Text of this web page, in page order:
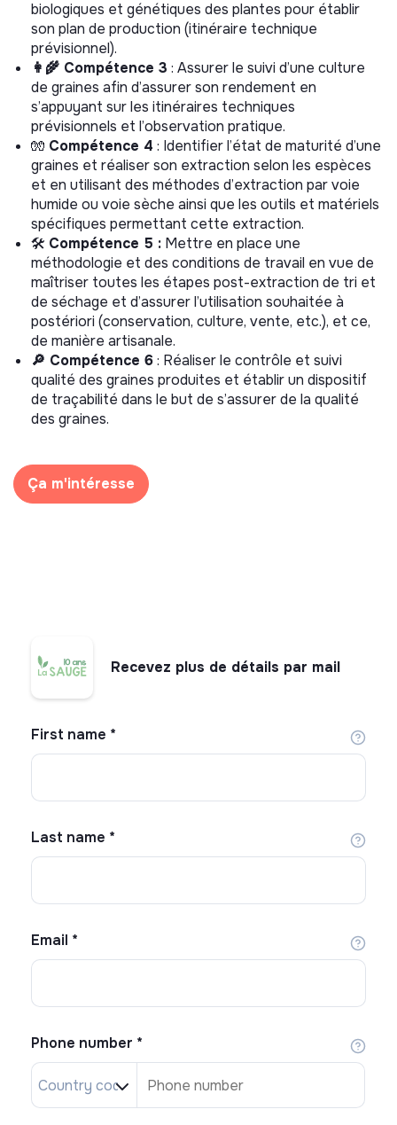
biologiques et génétiques des plantes pour établir
son plan de production (itinéraire technique
prévisionnel).
👩‍🌾 Compétence 3 : Assurer le suivi d’une culture
de graines afin d’assurer son rendement en
s’appuyant sur les itinéraires techniques
prévisionnels et l’observation pratique.
🧤 Compétence 4 : Identifier l’état de maturité d’une
graines et réaliser son extraction selon les espèces
et en utilisant des méthodes d’extraction par voie
humide ou voie sèche ainsi que les outils et matériels
spécifiques permettant cette extraction.
🛠️ Compétence 5 : Mettre en place une
méthodologie et des conditions de travail en vue de
maîtriser toutes les étapes post-extraction de tri et
de séchage et d’assurer l’utilisation souhaitée à
postériori (conservation, culture, vente, etc.), et ce,
de manière artisanale.
🔎 Compétence 6: Réaliser le contrôle et suivi
qualité des graines produites et établir un dispositif
de traçabilité dans le but de s’assurer de la qualité
des graines.
Ça m'intéresse
Recevez plus de détails par mail
First name *
Last name *
Email *
Phone number *